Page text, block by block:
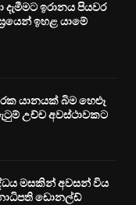
ඉරානය පියවර
ඉහළ යාමේ
යානයක් බිම හෙළූ
උච්ච අවස්ථාවකට
මසකින් අවසන් විය
ඩොනල්ඩ්